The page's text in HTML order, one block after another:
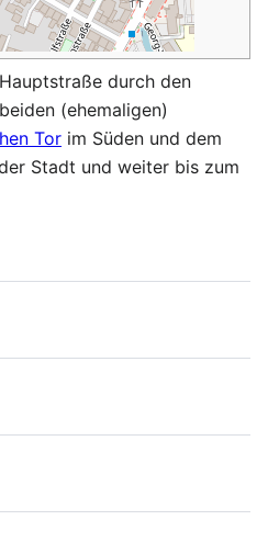
durch den
(ehemaligen)
Tor im Süden und dem
Stadt und weiter bis zum